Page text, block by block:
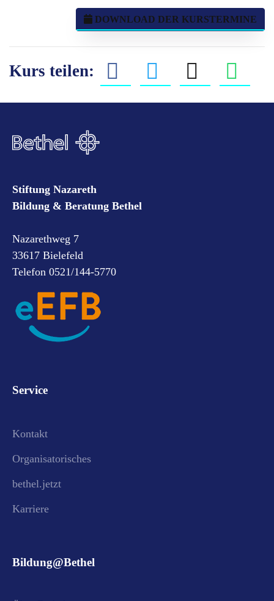
DOWNLOAD DER KURSTERMINE
Kurs teilen:
Stiftung Nazareth
Bildung & Beratung Bethel
Nazarethweg 7
33617 Bielefeld
Telefon 0521/144-5770
Service
Kontakt
Organisatorisches
bethel.jetzt
Karriere
Bildung@Bethel